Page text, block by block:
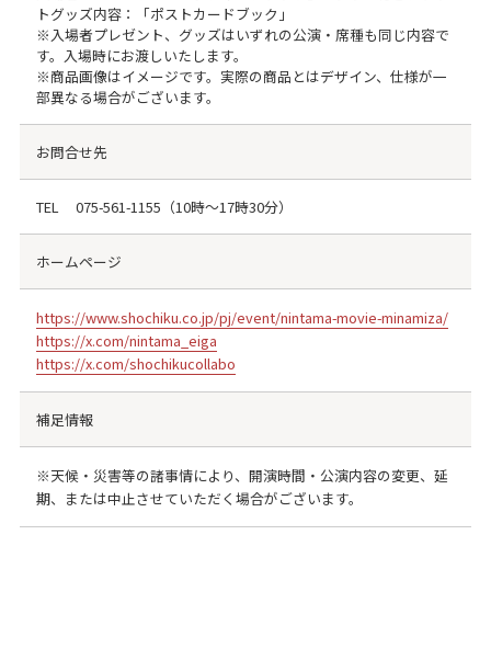
トグッズ内容：「ポストカードブック」
※入場者プレゼント、グッズはいずれの公演・席種も同じ内容で
す。入場時にお渡しいたします。
※商品画像はイメージです。実際の商品とはデザイン、仕様が一
部異なる場合がございます。
お問合せ先
TEL 075-561-1155 （10時～17時30分）
ホームページ
https://www.shochiku.co.jp/pj/event/nintama-movie-minamiza/
https://x.com/nintama_eiga
https://x.com/shochikucollabo
補足情報
※天候・災害等の諸事情により、開演時間・公演内容の変更、延
期、または中止させていただく場合がございます。